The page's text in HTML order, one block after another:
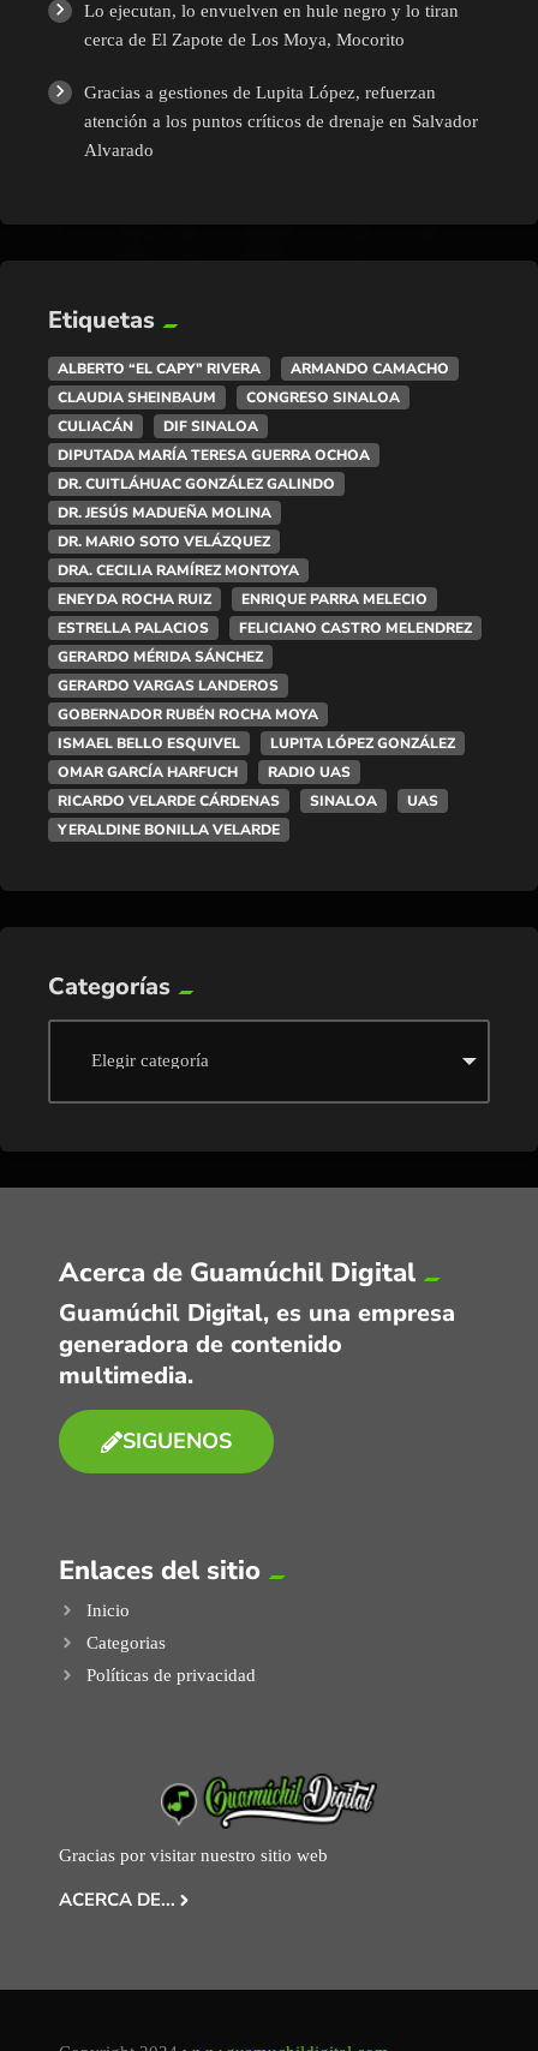
Lo ejecutan, lo envuelven en hule negro y lo tiran
cerca de El Zapote de Los Moya, Mocorito
Gracias a gestiones de Lupita López, refuerzan
atención a los puntos críticos de drenaje en Salvador
Alvarado
Etiquetas
ALBERTO “EL CAPY” RIVERA
ARMANDO CAMACHO
CLAUDIA SHEINBAUM
CONGRESO SINALOA
CULIACÁN
DIF SINALOA
DIPUTADA MARÍA TERESA GUERRA OCHOA
DR. CUITLÁHUAC GONZÁLEZ GALINDO
DR. JESÚS MADUEÑA MOLINA
DR. MARIO SOTO VELÁZQUEZ
DRA. CECILIA RAMÍREZ MONTOYA
ENEYDA ROCHA RUIZ
ENRIQUE PARRA MELECIO
ESTRELLA PALACIOS
FELICIANO CASTRO MELENDREZ
GERARDO MÉRIDA SÁNCHEZ
GERARDO VARGAS LANDEROS
GOBERNADOR RUBÉN ROCHA MOYA
ISMAEL BELLO ESQUIVEL
LUPITA LÓPEZ GONZÁLEZ
OMAR GARCÍA HARFUCH
RADIO UAS
RICARDO VELARDE CÁRDENAS
SINALOA
UAS
YERALDINE BONILLA VELARDE
Categorías
Acerca de Guamúchil Digital
Guamúchil Digital, es una empresa
generadora de contenido
multimedia.
SIGUENOS
Enlaces del sitio
Inicio
Categorias
Políticas de privacidad
Gracias por visitar nuestro sitio web
ACERCA DE...